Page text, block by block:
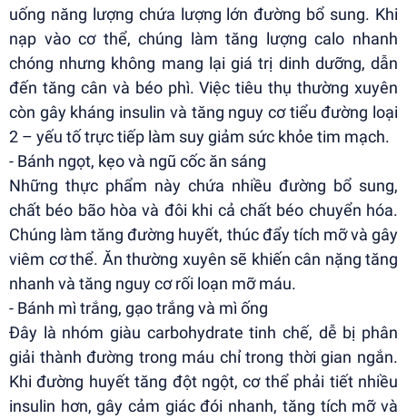
uống năng lượng chứa lượng lớn đường bổ sung. Khi
nạp vào cơ thể, chúng làm tăng lượng calo nhanh
chóng nhưng không mang lại giá trị dinh dưỡng, dẫn
đến tăng cân và béo phì. Việc tiêu thụ thường xuyên
còn gây kháng insulin và tăng nguy cơ tiểu đường loại
2 – yếu tố trực tiếp làm suy giảm sức khỏe tim mạch.
- Bánh ngọt, kẹo và ngũ cốc ăn sáng
Những thực phẩm này chứa nhiều đường bổ sung,
chất béo bão hòa và đôi khi cả chất béo chuyển hóa.
Chúng làm tăng đường huyết, thúc đẩy tích mỡ và gây
viêm cơ thể. Ăn thường xuyên sẽ khiến cân nặng tăng
nhanh và tăng nguy cơ rối loạn mỡ máu.
- Bánh mì trắng, gạo trắng và mì ống
Đây là nhóm giàu carbohydrate tinh chế, dễ bị phân
giải thành đường trong máu chỉ trong thời gian ngắn.
Khi đường huyết tăng đột ngột, cơ thể phải tiết nhiều
insulin hơn, gây cảm giác đói nhanh, tăng tích mỡ và